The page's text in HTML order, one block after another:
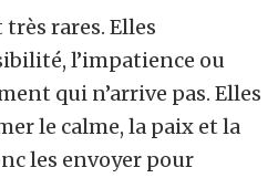
rares. Elles
l’impatience ou
qui n’arrive pas. Elles
le calme, la paix et la
les envoyer pour